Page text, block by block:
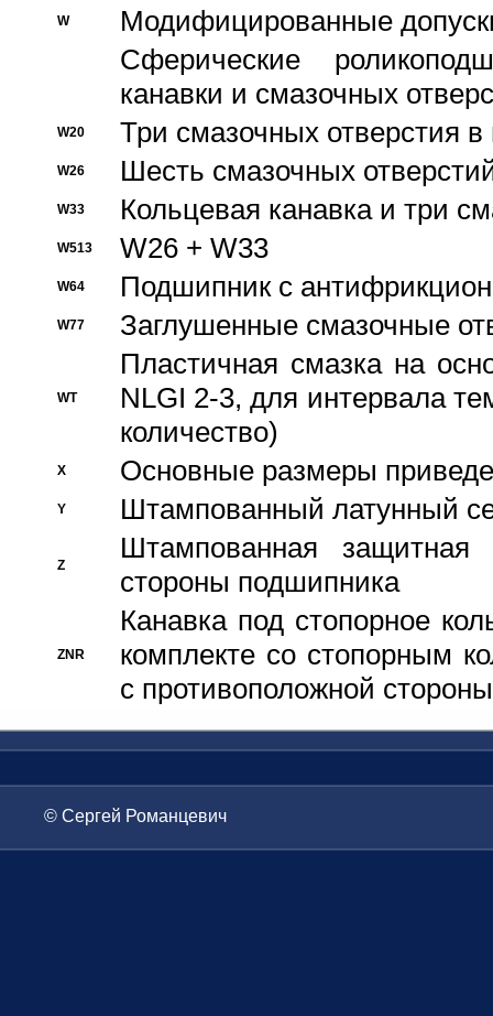
W
Модифицированные
Сферические
канавки и смазочных
W20 Три смазочных отверстия
W26 Шесть смазочных
W33 Кольцевая канавка и три
W513 W26 + W33
W64 Подшипник с
W77 Заглушенные смазочные
WT
Пластичная смазка на
NLGI 2-3, для интервала
количество)
X Основные размеры
Y Штампованный латунный
Z
Штампованная
стороны подшипника
ZNR
Канавка под стопорное
комплекте со стопорным
с противоположной стороны
© Сергей Романцевич